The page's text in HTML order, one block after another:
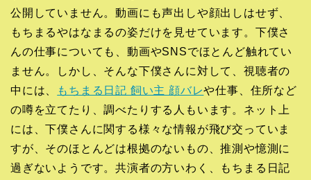
公開していません。動画にも声出しや顔出しはせず、
もちまるやはなまるの姿だけを見せています。下僕さ
んの仕事についても、動画やSNSでほとんど触れてい
ません。しかし、そんな下僕さんに対して、視聴者の
中には、
もちまる日記 飼い主 顔バレや仕事、住所など
の噂を立てたり、調べたりする人もいます。ネット上
には、下僕さんに関する様々な情報が飛び交っていま
すが、そのほとんどは根拠のないもの、推測や憶測に
過ぎないようです。共演者の方いわく、もちまる日記